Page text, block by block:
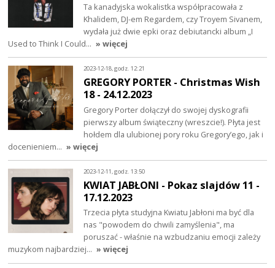
Ta kanadyjska wokalistka współpracowała z
Khalidem, DJ-em Regardem, czy Troyem Sivanem,
wydała już dwie epki oraz debiutancki album „I
Used to Think I Could… » więcej
2023-12-18, godz. 12:21
GREGORY PORTER - Christmas Wish
18 - 24.12.2023
Gregory Porter dołączył do swojej dyskografii
pierwszy album świąteczny (wreszcie!). Płyta jest
hołdem dla ulubionej pory roku Gregory’ego, jak i
docenieniem… » więcej
2023-12-11, godz. 13:50
KWIAT JABŁONI - Pokaz slajdów 11 -
17.12.2023
Trzecia płyta studyjna Kwiatu Jabłoni ma być dla
nas "powodem do chwili zamyślenia", ma
poruszać - właśnie na wzbudzaniu emocji zależy
muzykom najbardziej… » więcej